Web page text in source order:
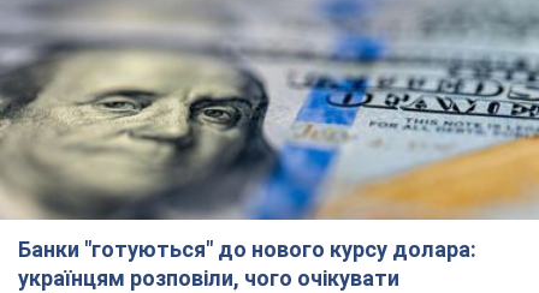
Банки "готуються" до нового курсу долара:
українцям розповіли, чого очікувати